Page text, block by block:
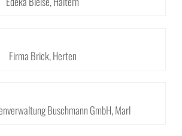
Firma Brick, Herten
Buschmann GmbH, Marl